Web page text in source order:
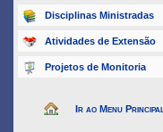
Disciplinas Ministradas
Atividades de Extensão
Projetos de Monitoria
Ir ao Menu Principal